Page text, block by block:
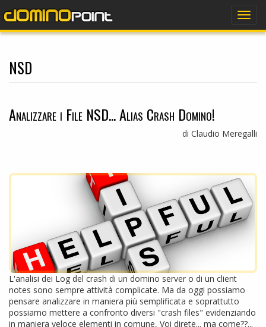
nsd
Analizzare i File NSD... Alias Crash Domino!
di Claudio Meregalli
L'analisi dei Log del crash di un domino server o di un client
notes sono sempre attività complicate. Ma da oggi possiamo
pensare analizzare in maniera più semplificata e soprattutto
possiamo mettere a confronto diversi "crash files" evidenziando
in maniera veloce elementi in comune, Voi direte... ma come??...